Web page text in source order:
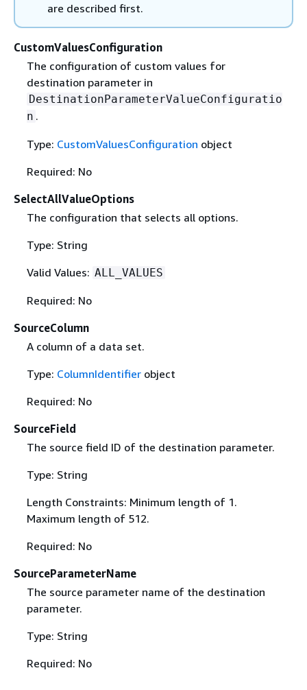
are described first.
CustomValuesConfiguration
The configuration of custom values for
destination parameter in
DestinationParameterValueConfiguratio
n .
Type: CustomValuesConfiguration object
Required: No
SelectAllValueOptions
The configuration that selects all options.
Type: String
Valid Values: ALL_VALUES
Required: No
SourceColumn
A column of a data set.
Type: ColumnIdentifierobject
Required: No
SourceField
The source field ID of the destination parameter.
Type: String
Length Constraints: Minimum length of 1.
Maximum length of 512.
Required: No
SourceParameterName
The source parameter name of the destination
parameter.
Type: String
Required: No